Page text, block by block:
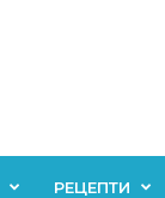
РЕЦЕПТИ